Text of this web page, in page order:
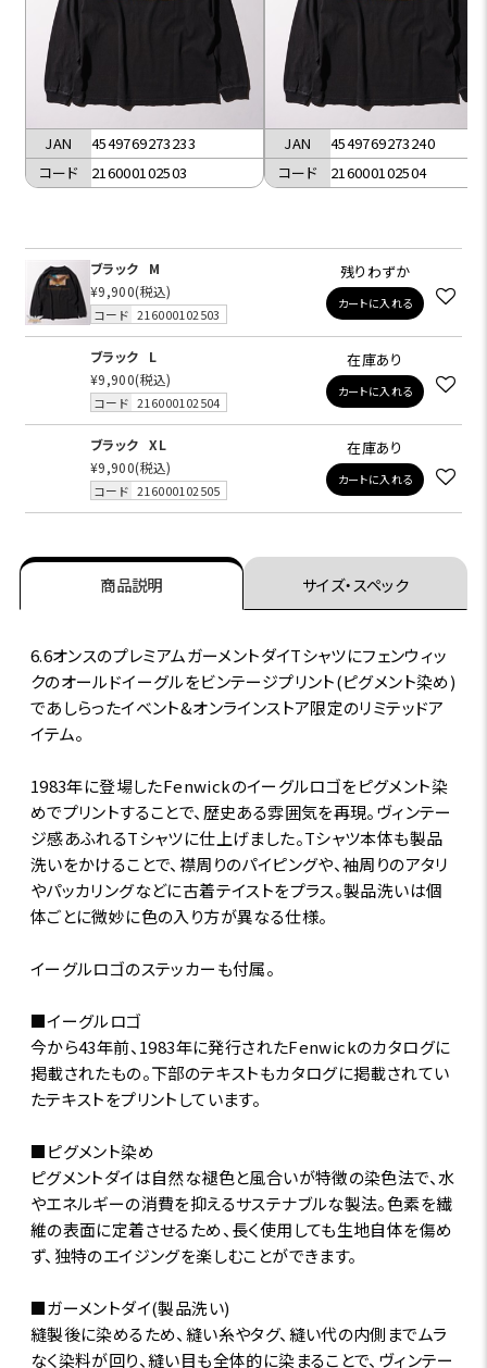
JAN
4549769273233
コード
216000102503
JAN
4549769273240
コード
216000102504
ブラック
M
¥9,900(税込)
コード 216000102503
残りわずか
カートに入れる
ブラック
L
¥9,900(税込)
コード 216000102504
在庫あり
カートに入れる
ブラック
XL
¥9,900(税込)
コード 216000102505
在庫あり
カートに入れる
商品説明 サイズ・スペック
6.6オンスのプレミアムガーメントダイTシャツにフェンウィッ
クのオールドイーグルをビンテージプリント(ピグメント染め)
であしらったイベント&オンラインストア限定のリミテッドア
イテム。
1983年に登場したFenwickのイーグルロゴをピグメント染
めでプリントすることで、歴史ある雰囲気を再現。ヴィンテー
ジ感あふれるTシャツに仕上げました。Tシャツ本体も製品
洗いをかけることで、襟周りのパイピングや、袖周りのアタリ
やパッカリングなどに古着テイストをプラス。製品洗いは個
体ごとに微妙に色の入り方が異なる仕様。
イーグルロゴのステッカーも付属。
■イーグルロゴ
今から43年前、1983年に発行されたFenwickのカタログに
掲載されたもの。下部のテキストもカタログに掲載されてい
たテキストをプリントしています。
■ピグメント染め
ピグメントダイは自然な褪色と風合いが特徴の染色法で、水
やエネルギーの消費を抑えるサステナブルな製法。色素を繊
維の表面に定着させるため、長く使用しても生地自体を傷め
ず、独特のエイジングを楽しむことができます。
■ガーメントダイ(製品洗い)
縫製後に染めるため、縫い糸やタグ、縫い代の内側までムラ
なく染料が回り、縫い目も全体的に染まることで、ヴィンテー